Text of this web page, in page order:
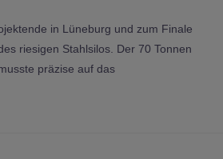
in Lüneburg und zum Finale
riesigen Stahlsilos. Der 70 Tonnen
präzise auf das